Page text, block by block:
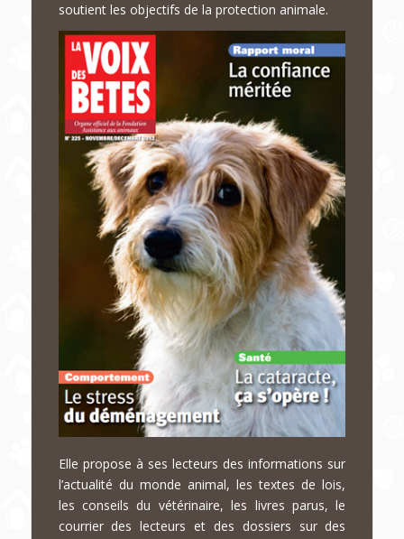
soutient les objectifs de la protection animale.
Elle propose à ses lecteurs des informations sur
l’actualité du monde animal, les textes de lois,
les conseils du vétérinaire, les livres parus, le
courrier des lecteurs et des dossiers sur des